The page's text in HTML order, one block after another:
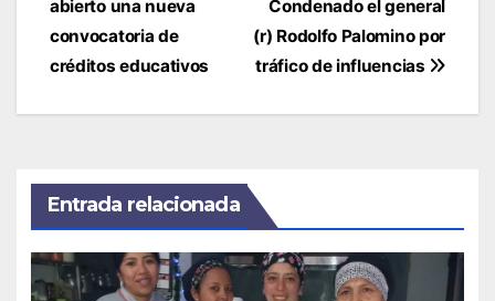
de
entradas
Condenado el general
(r) Rodolfo Palomino por
tráfico de influencias
abierto una nueva
convocatoria de
créditos educativos
Entrada relacionada